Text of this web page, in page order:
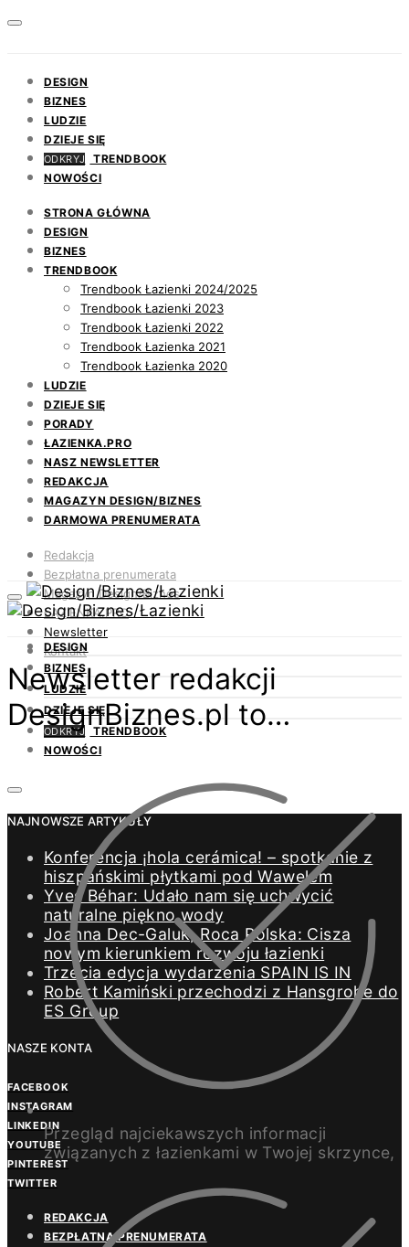
DESIGN
BIZNES
LUDZIE
DZIEJE SIĘ
ODKRYJ
TRENDBOOK
NOWOŚCI
STRONA GŁÓWNA
DESIGN
BIZNES
TRENDBOOK
Trendbook Łazienki 2024/2025
Trendbook Łazienki 2023
Trendbook Łazienki 2022
Trendbook Łazienka 2021
Trendbook Łazienka 2020
LUDZIE
DZIEJE SIĘ
PORADY
ŁAZIENKA.PRO
NASZ NEWSLETTER
REDAKCJA
MAGAZYN DESIGN/BIZNES
DARMOWA PRENUMERATA
Redakcja
Bezpłatna prenumerata
Magazyn Design/Biznes
ŁAZIENKA.PRO
Newsletter
Kontakt
DESIGN
BIZNES
LUDZIE
DZIEJE SIĘ
ODKRYJ
TRENDBOOK
NOWOŚCI
NAJNOWSZE ARTYKUŁY
Konferencja ¡hola cerámica! – spotkanie z
hiszpańskimi płytkami pod Wawelem
Yves Béhar: Udało nam się uchwycić
naturalne piękno wody
Joanna Dec-Galuk, Roca Polska: Cisza
nowym kierunkiem rozwoju łazienki
Trzecia edycja wydarzenia SPAIN IS IN
Robert Kamiński przechodzi z Hansgrohe do
ES Group
NASZE KONTA
FACEBOOK
INSTAGRAM
LINKEDIN
YOUTUBE
PINTEREST
TWITTER
REDAKCJA
BEZPŁATNA PRENUMERATA
Newsletter redakcji
DesignBiznes.pl to…
Przegląd najciekawszych informacji
związanych z łazienkami w Twojej skrzynce,